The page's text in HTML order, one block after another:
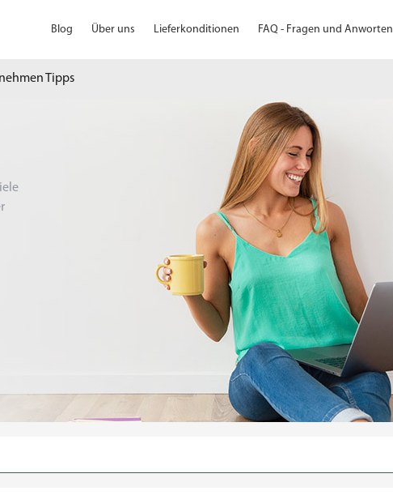
Blog Über uns Lieferkonditionen FAQ - Fragen und Anworten
Tipps